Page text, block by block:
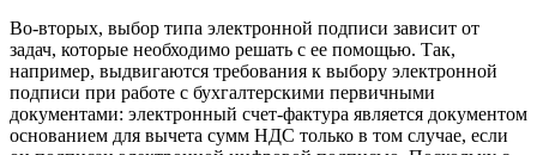
Во-вторых, выбор типа электронной подписи зависит от
задач, которые необходимо решать с ее помощью. Так,
например, выдвигаются требования к выбору электронной
подписи при работе с бухгалтерскими первичными
документами: электронный счет-фактура является документом
основанием для вычета сумм НДС только в том случае, если